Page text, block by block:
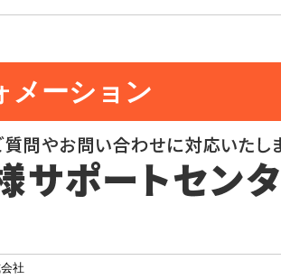
メーション
社